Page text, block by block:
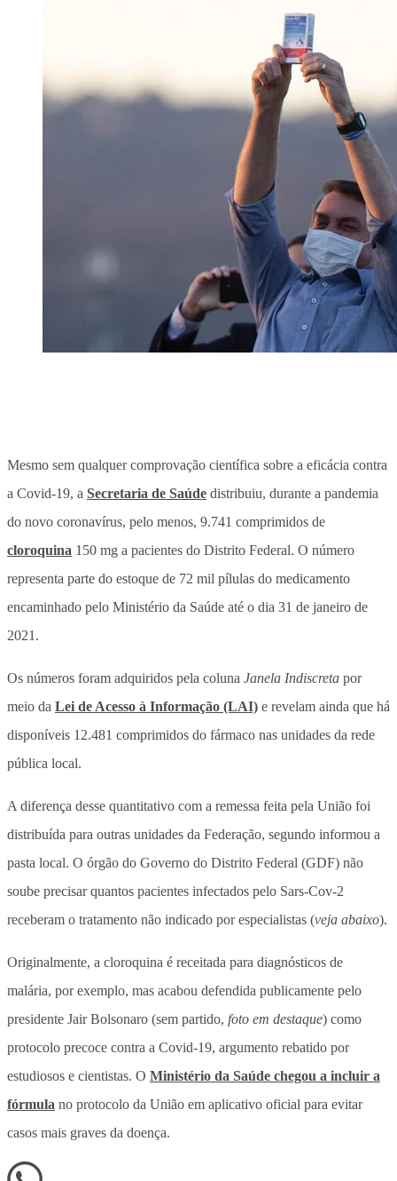
Mesmo sem qualquer comprovação científica sobre a eficácia contra
a Covid-19, a Secretaria de Saúde distribuiu, durante a pandemia
do novo coronavírus, pelo menos, 9.741 comprimidos de
cloroquina 150 mg a pacientes do Distrito Federal. O número
representa parte do estoque de 72 mil pílulas do medicamento
encaminhado pelo Ministério da Saúde até o dia 31 de janeiro de
2021.
Os números foram adquiridos pela coluna Janela Indiscreta por
meio da Lei de Acesso à Informação (LAI) e revelam ainda que há
disponíveis 12.481 comprimidos do fármaco nas unidades da rede
pública local.
A diferença desse quantitativo com a remessa feita pela União foi
distribuída para outras unidades da Federação, segundo informou a
pasta local. O órgão do Governo do Distrito Federal (GDF) não
soube precisar quantos pacientes infectados pelo Sars-Cov-2
receberam o tratamento não indicado por especialistas (veja abaixo).
Originalmente, a cloroquina é receitada para diagnósticos de
malária, por exemplo, mas acabou defendida publicamente pelo
presidente Jair Bolsonaro (sem partido, foto em destaque) como
protocolo precoce contra a Covid-19, argumento rebatido por
estudiosos e cientistas. O Ministério da Saúde chegou a incluir a
fórmula no protocolo da União em aplicativo oficial para evitar
casos mais graves da doença.